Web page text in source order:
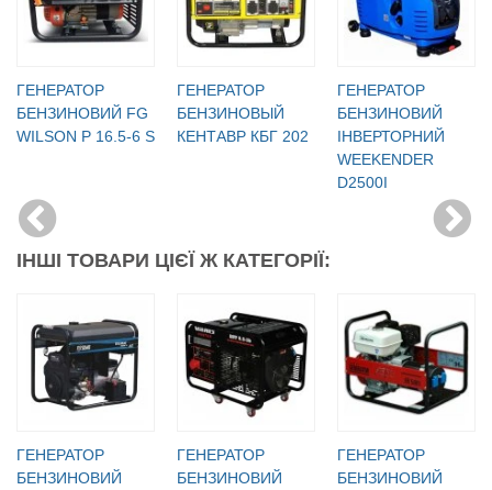
ГЕНЕРАТОР
БЕНЗИНОВИЙ FG
WILSON P 16.5-6 S
ГЕНЕРАТОР
БЕНЗИНОВЫЙ
КЕНТАВР КБГ 202
ГЕНЕРАТОР
БЕНЗИНОВИЙ
ІНВЕРТОРНИЙ
WEEKENDER
D2500I
ІНШІ ТОВАРИ ЦІЄЇ Ж КАТЕГОРІЇ:
ГЕНЕРАТОР
БЕНЗИНОВИЙ
ГЕНЕРАТОР
БЕНЗИНОВИЙ
ГЕНЕРАТОР
БЕНЗИНОВИЙ